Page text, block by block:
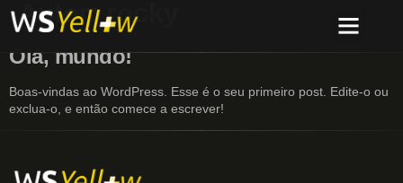
Autor:rocky
Olá, mundo!
Boas-vindas ao WordPress. Esse é o seu primeiro post. Edite-o ou
exclua-o, e então comece a escrever!